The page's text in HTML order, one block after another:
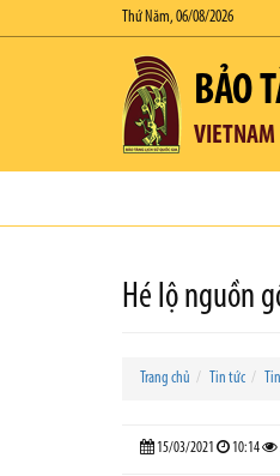
Thứ Năm, 06/08/2026
BẢO
VIETNAM
Hé lộ nguồn
Trang chủ Tin tức
15/03/2021 10:14